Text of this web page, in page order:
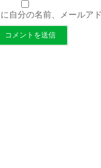
自分の名前、メールア